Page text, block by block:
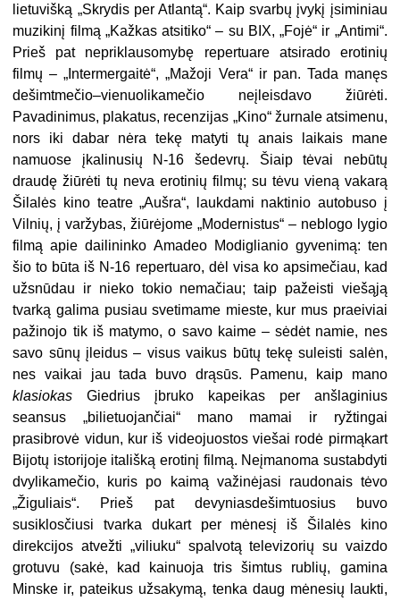
lietuvišką „Skrydis per Atlantą“. Kaip svarbų įvykį įsiminiau
muzikinį filmą „Kažkas atsitiko“ – su BIX, „Fojė“ ir „Antimi“.
Prieš pat nepriklausomybę repertuare atsirado erotinių
filmų – „Intermergaitė“, „Mažoji Vera“ ir pan. Tada manęs
dešimtmečio–vienuolikamečio neįleisdavo žiūrėti.
Pavadinimus, plakatus, recenzijas „Kino“ žurnale atsimenu,
nors iki dabar nėra tekę matyti tų anais laikais mane
namuose įkalinusių N-16 šedevrų. Šiaip tėvai nebūtų
draudę žiūrėti tų neva erotinių filmų; su tėvu vieną vakarą
Šilalės kino teatre „Aušra“, laukdami naktinio autobuso į
Vilnių, į varžybas, žiūrėjome „Modernistus“ – neblogo lygio
filmą apie dailininko Amadeo Modiglianio gyvenimą: ten
šio to būta iš N-16 repertuaro, dėl visa ko apsimečiau, kad
užsnūdau ir nieko tokio nemačiau; taip pažeisti viešąją
tvarką galima pusiau svetimame mieste, kur mus praeiviai
pažinojo tik iš matymo, o savo kaime – sėdėt namie, nes
savo sūnų įleidus – visus vaikus būtų tekę suleisti salėn,
nes vaikai jau tada buvo drąsūs. Pamenu, kaip mano
klasiokas Giedrius įbruko kapeikas per anšlaginius
seansus „bilietuojančiai“ mano mamai ir ryžtingai
prasibrovė vidun, kur iš videojuostos viešai rodė pirmąkart
Bijotų istorijoje itališką erotinį filmą. Neįmanoma sustabdyti
dvylikamečio, kuris po kaimą važinėjasi raudonais tėvo
„Žiguliais“. Prieš pat devyniasdešimtuosius buvo
susiklosčiusi tvarka dukart per mėnesį iš Šilalės kino
direkcijos atvežti „viliuku“ spalvotą televizorių su vaizdo
grotuvu (sakė, kad kainuoja tris šimtus rublių, gamina
Minske ir, pateikus užsakymą, tenka daug mėnesių laukti,